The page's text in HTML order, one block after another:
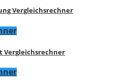
Vergleichsrechner